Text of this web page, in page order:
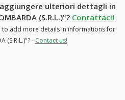
ulteriori dettagli in
(S.R.L.)"? Contattaci!
add more details in informations for
(S.R.L.)"? - Contact us!